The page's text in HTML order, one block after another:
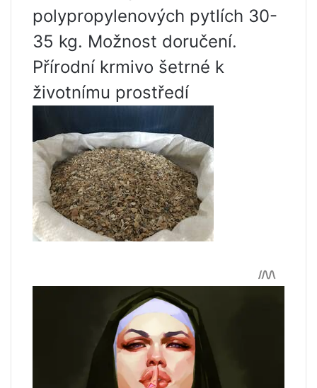
polypropylenových pytlích 30-
35 kg. Možnost doručení.
Přírodní krmivo šetrné k
životnímu prostředí